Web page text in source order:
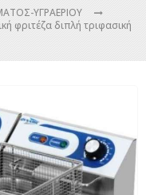
ΥΓΡΑΕΡΙΟΥ
φριτέζα διπλή τριφασική